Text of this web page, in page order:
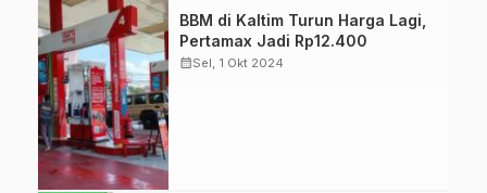
Pertamina
menurunkan
harga BBM
Nonsubsidi yang
berlaku mulai 1
Oktober 2024.
(Foto:
FokusEtam.com)
BBM di Kaltim Turun Harga Lagi,
Pertamax Jadi Rp12.400
calendar_monthSel, 1 Okt 2024